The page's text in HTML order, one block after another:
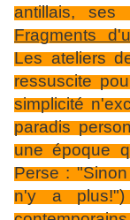
antillais, ses
Fragments
Les ateliers
ressuscite
simplicité
paradis
une époque
Perse :
n'y a